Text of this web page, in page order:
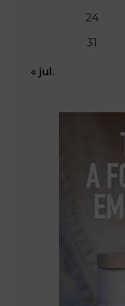
24
31
« jul.